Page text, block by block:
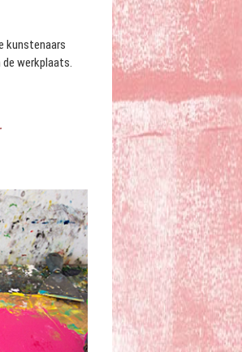
kunstenaars
werkplaats.